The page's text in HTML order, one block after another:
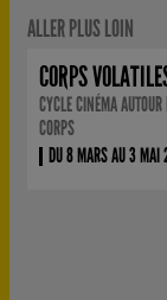
ALLER PLUS LOIN
CORPS
CYCLE CINÉMA
CORPS
DU 8 MARS AU 3 MAI